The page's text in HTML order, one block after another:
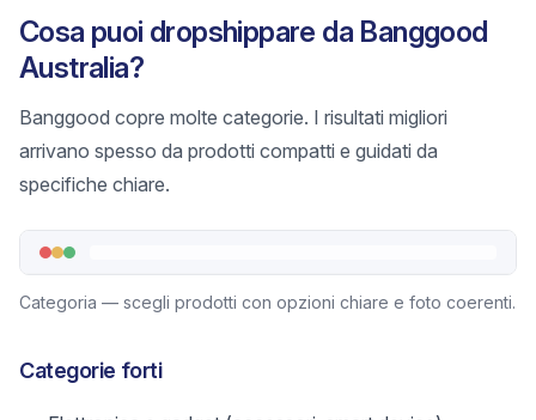
Cosa puoi dropshippare da Banggood
Australia?
Banggood copre molte categorie. I risultati migliori
arrivano spesso da prodotti compatti e guidati da
specifiche chiare.
Categoria — scegli prodotti con opzioni chiare e foto coerenti.
Categorie forti